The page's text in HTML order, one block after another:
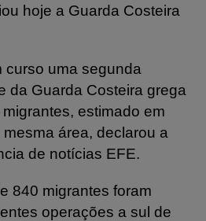
hoje a Guarda Costeira
curso uma segunda
da Guarda Costeira grega
estimado em
área, declarou a
de notícias EFE.
840 migrantes foram
operações a sul de